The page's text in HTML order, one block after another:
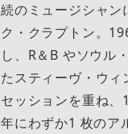
続のミュージシャン
ク・クラプトン。
し、R＆B やソウル
たスティーヴ・ウ
セッションを重ね
年にわずか1 枚のア